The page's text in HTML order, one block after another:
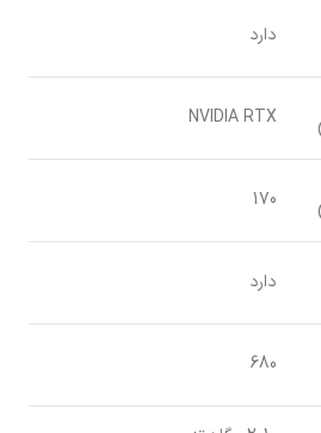
دارد
NVIDIA RTX
170
دارد
680